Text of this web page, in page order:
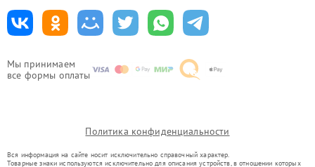
Мы принимаем
все формы оплаты
Политика конфиденциальности
Вся информация на сайте носит исключительно справочный характер.
Товарные знаки используются исключительно для описания устройств, в отношении которых